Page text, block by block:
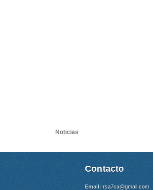
Noticias
Contacto
Email: rsa7ca@gmail.com